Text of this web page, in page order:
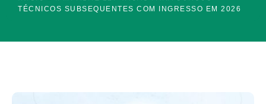
TÉCNICOS SUBSEQUENTES COM INGRESSO EM 2026